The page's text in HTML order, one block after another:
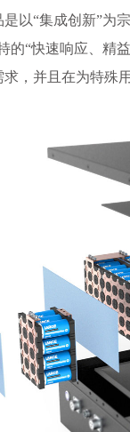
以“集成创新”为
的“快速响应、精
，并且在为特殊